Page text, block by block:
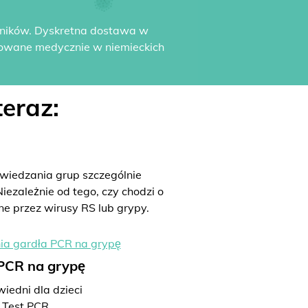
Dyskretna dostawa w
medycznie w niemieckich
grup szczególnie
od tego, czy chodzi o
przez wirusy RS lub grypy.
na grypę
dla dzieci